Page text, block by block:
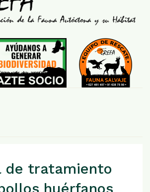
de tratamiento